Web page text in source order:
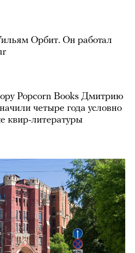
Орбит. Он работал
Popcorn Books Дмитрию
четыре года условно
квир-литературы